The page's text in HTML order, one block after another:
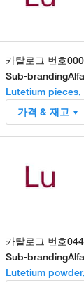
카탈로그 번호
Sub-branding
Lutetium pieces,
가격 & 재고
카탈로그 번호
Sub-branding
Lutetium